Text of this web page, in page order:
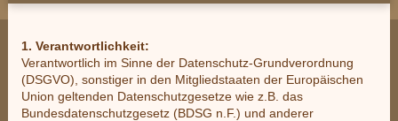
1. Verantwortlichkeit:
Verantwortlich im Sinne der Datenschutz-Grundverordnung
(DSGVO), sonstiger in den Mitgliedstaaten der Europäischen
Union geltenden Datenschutzgesetze wie z.B. das
Bundesdatenschutzgesetz (BDSG n.F.) und anderer